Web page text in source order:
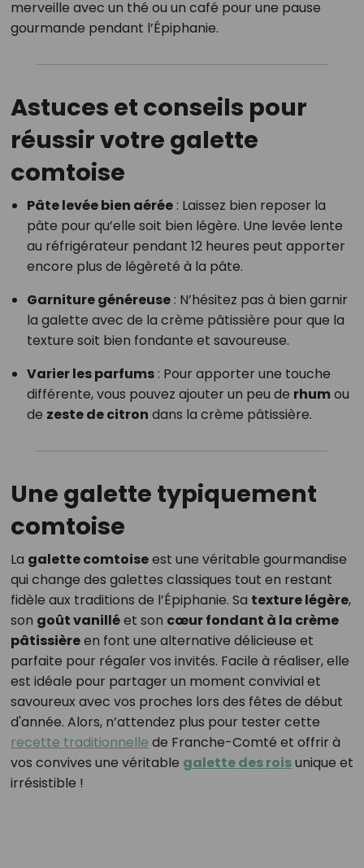
merveille avec un thé ou un café pour une pause
gourmande pendant l’Épiphanie.
Astuces et conseils pour
réussir votre galette
comtoise
Pâte levée bien aérée: Laissez bien reposer la
pâte pour qu’elle soit bien légère. Une levée lente
au réfrigérateur pendant 12 heures peut apporter
encore plus de légèreté à la pâte.
Garniture généreuse: N’hésitez pas à bien garnir
la galette avec de la crème pâtissière pour que la
texture soit bien fondante et savoureuse.
Varier les parfums: Pour apporter une touche
différente, vous pouvez ajouter un peu de rhumou
de zeste de citron dans la crème pâtissière.
Une galette typiquement
comtoise
La galette comtoiseest une véritable gourmandise
qui change des galettes classiques tout en restant
fidèle aux traditions de l’Épiphanie. Sa texture légère,
son goût vanilléet son cœur fondant à la crème
pâtissièreen font une alternative délicieuse et
parfaite pour régaler vos invités. Facile à réaliser, elle
est idéale pour partager un moment convivial et
savoureux avec vos proches lors des fêtes de début
d'année. Alors, n’attendez plus pour tester cette
recette traditionnelle de Franche-Comté et offrir à
vos convives une véritable galette des roisunique et
irrésistible !